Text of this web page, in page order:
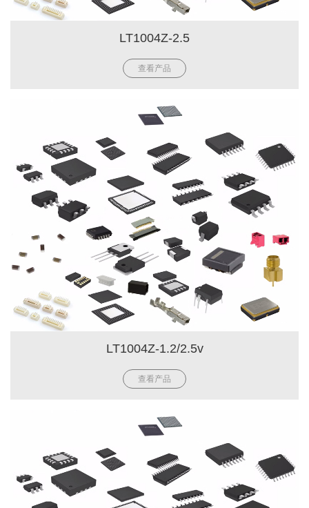
LT1004Z-2.5
查看产品
LT1004Z-1.2/2.5v
查看产品